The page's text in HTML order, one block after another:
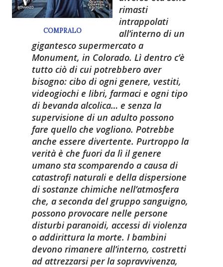
COMPRALO
rimasti
intrappolati
all’interno di un
gigantesco supermercato a
Monument, in Colorado. Lì dentro c’è
tutto ciò di cui potrebbero aver
bisogno: cibo di ogni genere, vestiti,
videogiochi e libri, farmaci e ogni tipo
di bevanda alcolica… e senza la
supervisione di un adulto possono
fare quello che vogliono. Potrebbe
anche essere divertente. Purtroppo la
verità è che fuori da lì il genere
umano sta scomparendo a causa di
catastrofi naturali e della dispersione
di sostanze chimiche nell’atmosfera
che, a seconda del gruppo sanguigno,
possono provocare nelle persone
disturbi paranoidi, accessi di violenza
o addirittura la morte. I bambini
devono rimanere all’interno, costretti
ad attrezzarsi per la sopravvivenza,